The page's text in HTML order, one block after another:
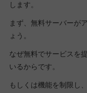
します。
まず、無料サーバーが
ょう。
なぜ無料でサービスを
いるからです。
もしくは機能を制限し